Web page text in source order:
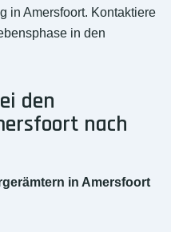
in Amersfoort. Kontaktiere
in den
den
nach
in Amersfoort